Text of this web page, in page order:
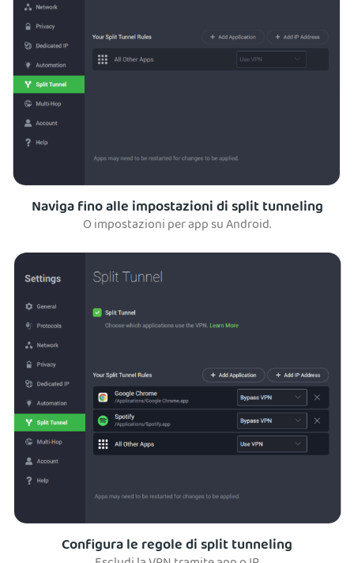
Naviga fino alle impostazioni di split tunneling
O impostazioni per app su Android.
Configura le regole di split tunneling